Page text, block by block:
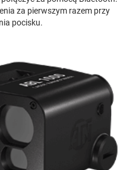
za pierwszym razem przy
pocisku.